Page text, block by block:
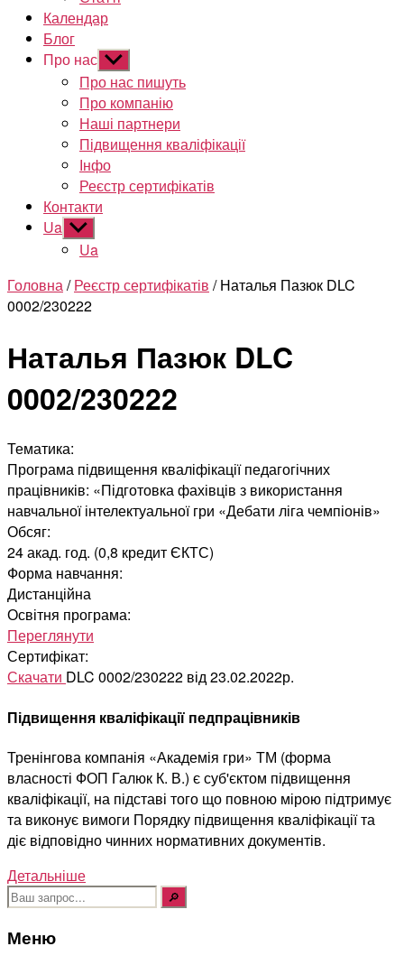
Календар
Блог
Про нас Показати
підменю
Про нас пишуть
Про компанію
Наші партнери
Підвищення кваліфікації
Інфо
Реєстр сертифікатів
Контакти
Ua Показати
підменю
Ua
Головна/Реєстр сертифікатів / Наталья Пазюк DLC
0002/230222
Наталья Пазюк DLC
0002/230222
Тематика:
Програма підвищення кваліфікації педагогічних
працівників: «Підготовка фахівців з використання
навчальної інтелектуальної гри «Дебати ліга чемпіонів»
Обсяг:
24 акад. год. (0,8 кредит ЄКТС)
Форма навчання:
Дистанційна
Освітня програма:
Переглянути
Сертифікат:
Скачати DLC 0002/230222 від 23.02.2022р.
Підвищення кваліфікації педпрацівників
Тренінгова компанія «Академія гри» ТМ (форма
власності ФОП Галюк К. В.) є суб'єктом підвищення
кваліфікації, на підставі того що повною мірою підтримує
та виконує вимоги Порядку підвищення кваліфікації та
діє відповідно чинних нормативних документів.
Детальніше
Шукати:
Меню